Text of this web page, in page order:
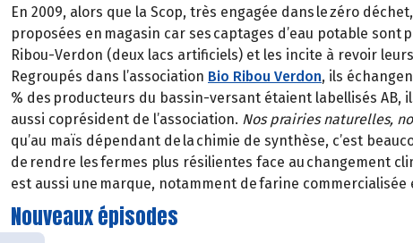
En 2009, alors que la Scop, très engagée dans le zéro
proposées en magasin car ses captages d’eau potable
Ribou-Verdon (deux lacs artificiels) et les incite à revoir
Regroupés dans l’association Bio Ribou Verdon, ils
% des producteurs du bassin-versant étaient labellisés AB,
aussi coprésident de l’association. Nos prairies naturelles,
qu’au maïs dépendant de la chimie de synthèse, c’est
de rendre les fermes plus résilientes face au changement
est aussi une marque, notamment de farine
Nouveaux épisodes